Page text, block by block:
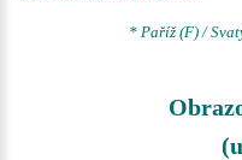
* Paříž (F) /